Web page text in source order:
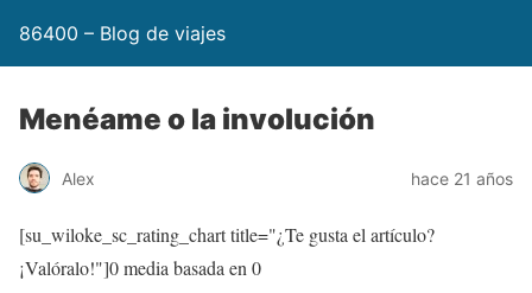
86400 – Blog de viajes
Menéame o la involución
Alex hace 21 años
[su_wiloke_sc_rating_chart title="¿Te gusta el artículo?
¡Valóralo!"]0media basada en 0